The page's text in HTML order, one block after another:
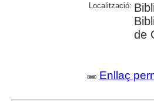
Localització:
de
Enllaç